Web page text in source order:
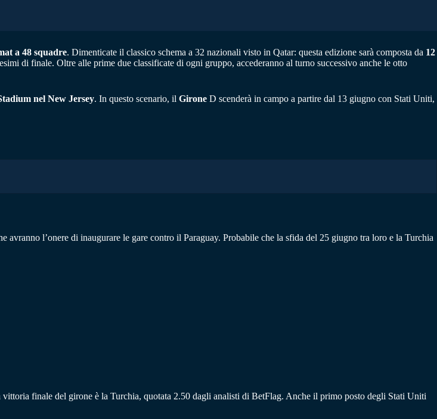
a 48 squadre. Dimenticate il classico schema a 32 nazionali visto in Qatar: questa edizione sarà composta da 12
di finale. Oltre alle prime due classificate di ogni gruppo, accederanno al turno successivo anche le otto
nel New Jersey. In questo scenario, il Girone D scenderà in campo a partire dal 13 giugno con Stati Uniti,
l’onere di inaugurare le gare contro il Paraguay. Probabile che la sfida del 25 giugno tra loro e la Turchia
finale del girone è la Turchia, quotata 2.50 dagli analisti di BetFlag. Anche il primo posto degli Stati Uniti